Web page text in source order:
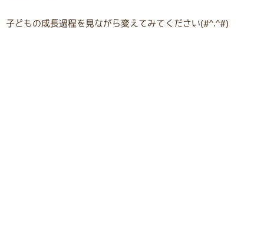
子どもの成長過程を見ながら変えてみてください(#^.^#)